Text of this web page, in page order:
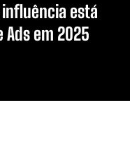
está
Ads em 2025